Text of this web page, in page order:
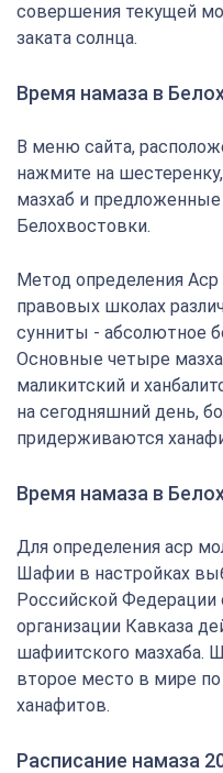
совершения текущей
заката солнца.
Время намаза в
В меню сайта,
нажмите на
мазхаб и
Белохвостовки.
Метод определения
правовых школах
сунниты - абсолютное
Основные четыре
маликитский и
на сегодняшний день,
придерживаются
Время намаза в
Для определения аср
Шафии в настройках
Российской
организации Кавказа
шафиитского мазхаба.
второе место в мире по
ханафитов.
Расписание намаза